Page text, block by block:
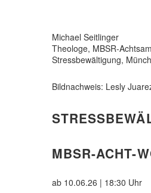
Michael Seitlinger
Theologe, MBSR-
Stressbewältigung,
Bildnachweis: Lesly
MBSR-ACHT-
ab 10.06.26 | 18:30 Uhr